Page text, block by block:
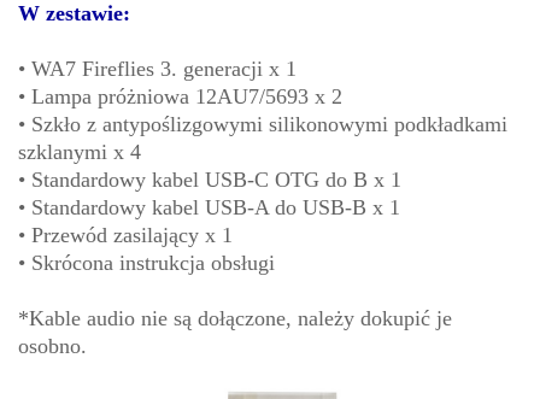
W zestawie:
• WA7 Fireflies 3. generacji x 1
• Lampa próżniowa 12AU7/5693 x 2
• Szkło z antypoślizgowymi silikonowymi podkładkami
szklanymi x 4
• Standardowy kabel USB-C OTG do B x 1
• Standardowy kabel USB-A do USB-B x 1
• Przewód zasilający x 1
• Skrócona instrukcja obsługi
*Kable audio nie są dołączone, należy dokupić je
osobno.